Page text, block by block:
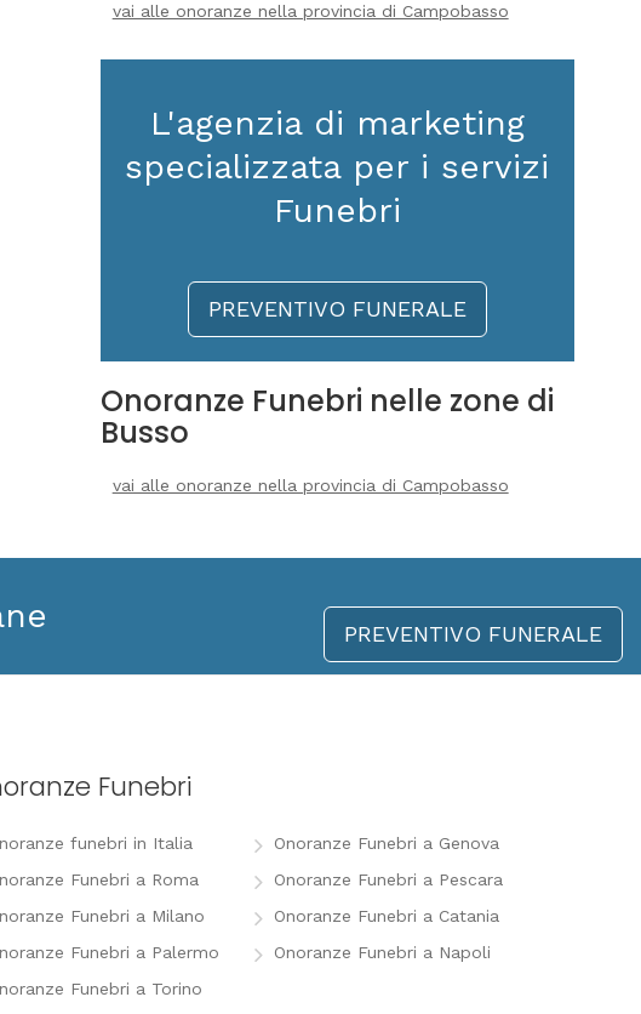
vai alle onoranze nella provincia di Campobasso
L'agenzia di marketing
specializzata per i servizi
Funebri
PREVENTIVO FUNERALE
Onoranze Funebri nelle zone di
Busso
vai alle onoranze nella provincia di Campobasso
PREVENTIVO FUNERALE
Funebri
funebri in Italia
Funebri a Roma
Funebri a Milano
Funebri a Palermo
Funebri a Torino
Onoranze Funebri a Genova
Onoranze Funebri a Pescara
Onoranze Funebri a Catania
Onoranze Funebri a Napoli